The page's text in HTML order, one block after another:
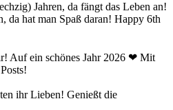
Jahren, da fängt das Leben an!
da hat man Spaß daran! Happy 6th
Auf ein schönes Jahr 2026 ❤ Mit
ihr Lieben! Genießt die